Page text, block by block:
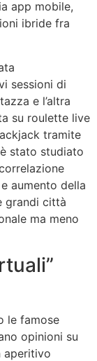
app mobile,
ibride fra
sessioni di
e l’altra
su roulette live
tramite
stato studiato
aumento della
grandi città
ma meno
le famose
opinioni su
aperitivo